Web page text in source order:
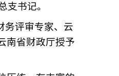
支书记。
务评审专家、云
南省财政厅授予